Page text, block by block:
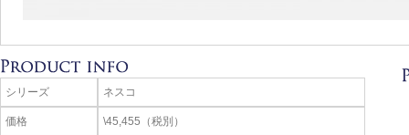
シリーズ ネスコ
価格 \45,455（税別）